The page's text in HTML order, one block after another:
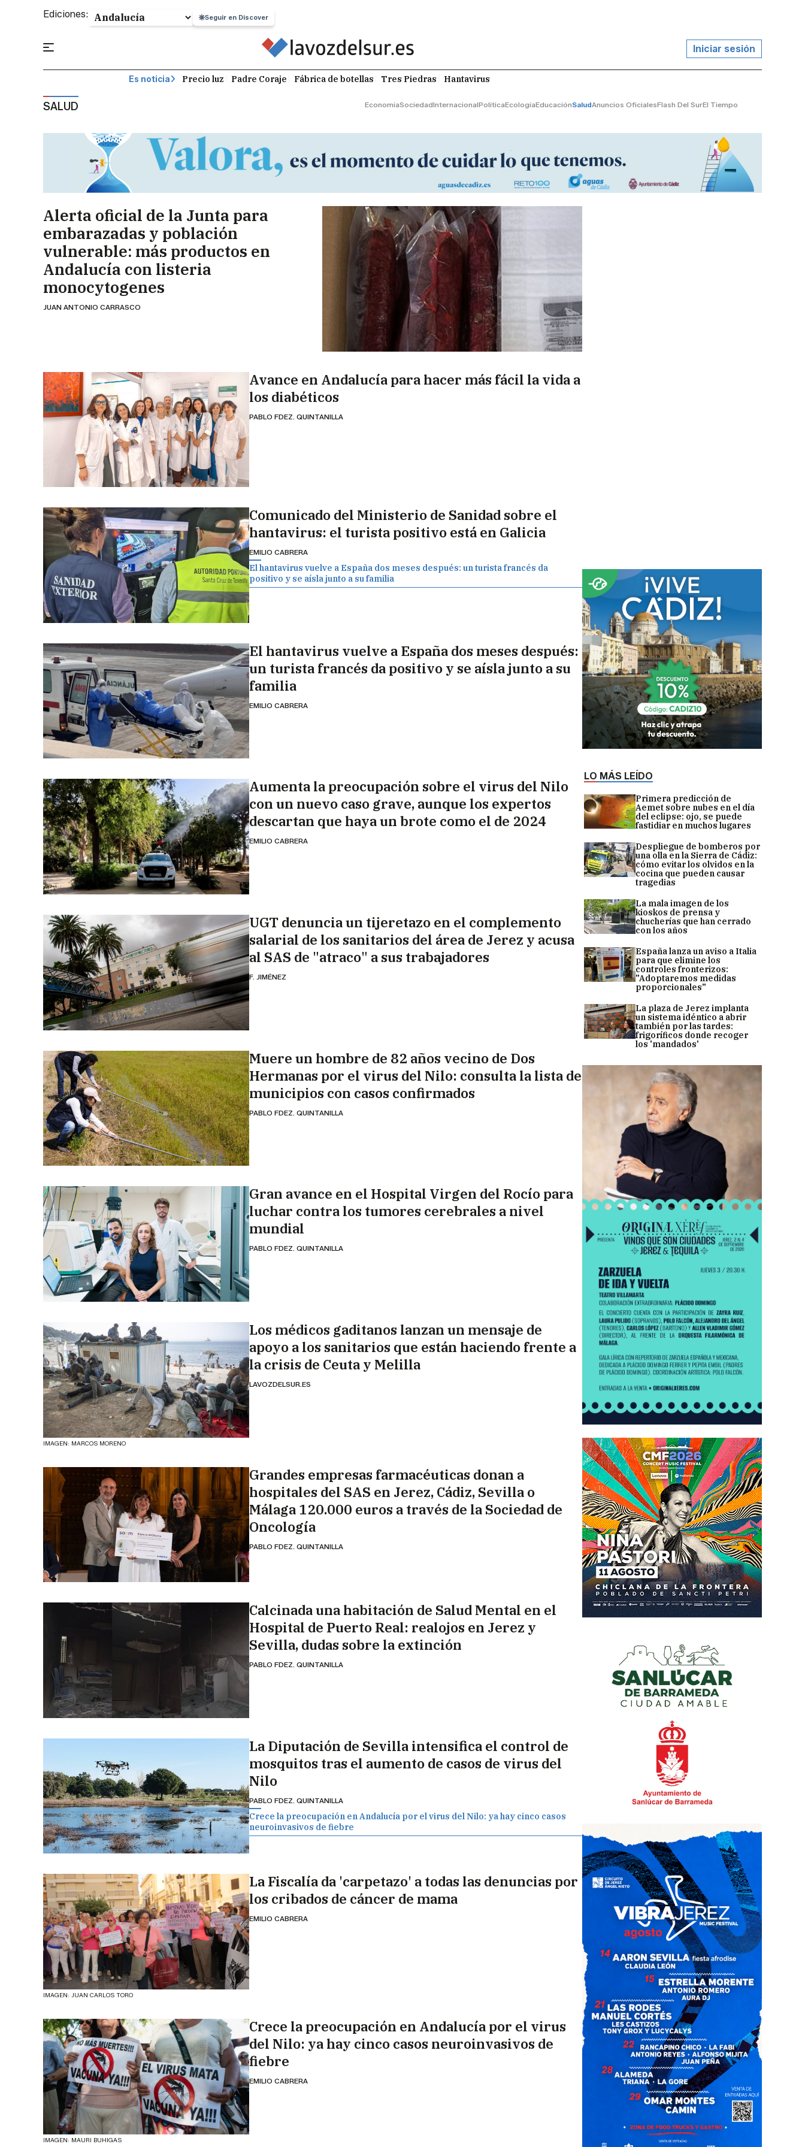
Ediciones: Seguir en Discover
Iniciar sesión
Es noticia Precio luz Padre Coraje Fábrica de botellas Tres Piedras Hantavirus
SALUD EconomíaSociedadInternacionalPolíticaEcologíaEducaciónSaludAnuncios OficialesFlash Del SurEl Tiempo
Alerta oficial de la Junta para
embarazadas y población
vulnerable: más productos en
Andalucía con listeria
monocytogenes
JUAN ANTONIO CARRASCO
Avance en Andalucía para hacer más fácil la vida a
los diabéticos
PABLO FDEZ. QUINTANILLA
Comunicado del Ministerio de Sanidad sobre el
hantavirus: el turista positivo está en Galicia
EMILIO CABRERA
El hantavirus vuelve a España dos meses después: un turista francés da
positivo y se aísla junto a su familia
El hantavirus vuelve a España dos meses después:
un turista francés da positivo y se aísla junto a su
familia
EMILIO CABRERA
Aumenta la preocupación sobre el virus del Nilo
con un nuevo caso grave, aunque los expertos
descartan que haya un brote como el de 2024
EMILIO CABRERA
UGT denuncia un tijeretazo en el complemento
salarial de los sanitarios del área de Jerez y acusa
al SAS de "atraco" a sus trabajadores
F. JIMÉNEZ
Muere un hombre de 82 años vecino de Dos
Hermanas por el virus del Nilo: consulta la lista de
municipios con casos confirmados
PABLO FDEZ. QUINTANILLA
Gran avance en el Hospital Virgen del Rocío para
luchar contra los tumores cerebrales a nivel
mundial
PABLO FDEZ. QUINTANILLA
IMAGEN: MARCOS MORENO
Los médicos gaditanos lanzan un mensaje de
apoyo a los sanitarios que están haciendo frente a
la crisis de Ceuta y Melilla
LAVOZDELSUR.ES
Grandes empresas farmacéuticas donan a
hospitales del SAS en Jerez, Cádiz, Sevilla o
Málaga 120.000 euros a través de la Sociedad de
Oncología
PABLO FDEZ. QUINTANILLA
Calcinada una habitación de Salud Mental en el
Hospital de Puerto Real: realojos en Jerez y
Sevilla, dudas sobre la extinción
PABLO FDEZ. QUINTANILLA
La Diputación de Sevilla intensifica el control de
mosquitos tras el aumento de casos de virus del
Nilo
PABLO FDEZ. QUINTANILLA
Crece la preocupación en Andalucía por el virus del Nilo: ya hay cinco casos
neuroinvasivos de fiebre
IMAGEN: JUAN CARLOS TORO
La Fiscalía da 'carpetazo' a todas las denuncias por
los cribados de cáncer de mama
EMILIO CABRERA
IMAGEN: MAURI BUHIGAS
Crece la preocupación en Andalucía por el virus
del Nilo: ya hay cinco casos neuroinvasivos de
fiebre
EMILIO CABRERA
LO MÁS LEÍDO
Primera predicción de
Aemet sobre nubes en el día
del eclipse: ojo, se puede
fastidiar en muchos lugares
Despliegue de bomberos por
una olla en la Sierra de Cádiz:
cómo evitar los olvidos en la
cocina que pueden causar
tragedias
La mala imagen de los
kioskos de prensa y
chucherías que han cerrado
con los años
España lanza un aviso a Italia
para que elimine los
controles fronterizos:
"Adoptaremos medidas
proporcionales"
La plaza de Jerez implanta
un sistema idéntico a abrir
también por las tardes:
frigoríficos donde recoger
los 'mandados'